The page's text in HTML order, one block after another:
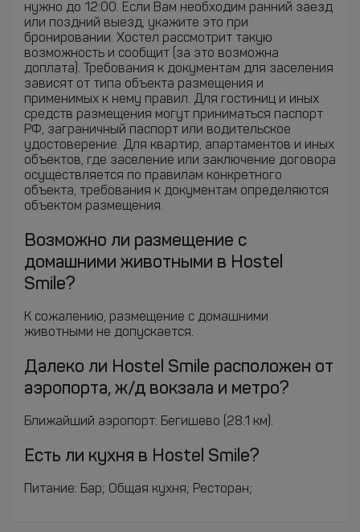
нужно до 12:00. Если Вам необходим ранний заезд
или поздний выезд, укажите это при
бронировании. Хостел рассмотрит такую
возможность и сообщит (за это возможна
доплата). Требования к документам для заселения
зависят от типа объекта размещения и
применимых к нему правил. Для гостиниц и иных
средств размещения могут приниматься паспорт
РФ, заграничный паспорт или водительское
удостоверение. Для квартир, апартаментов и иных
объектов, где заселение или заключение договора
осуществляется по правилам конкретного
объекта, требования к документам определяются
объектом размещения.
Возможно ли размещение с
домашними животными в Hostel
Smile?
К сожалению, размещение с домашними
животными не допускается.
Далеко ли Hostel Smile расположен от
аэропорта, ж/д вокзала и метро?
Ближайший аэропорт: Бегишево (28.1 км).
Есть ли кухня в Hostel Smile?
Питание: Бар; Общая кухня; Ресторан;